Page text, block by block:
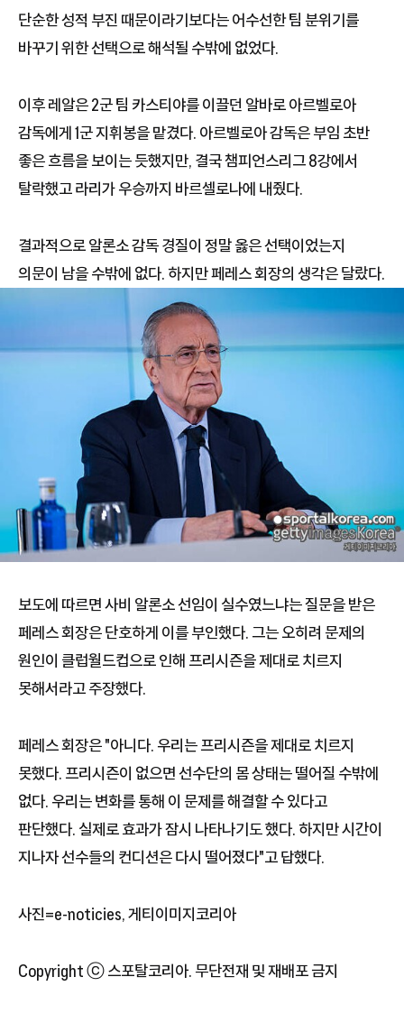
단순한 성적 부진 때문이라기보다는 어수선한 팀 분위기를
바꾸기 위한 선택으로 해석될 수밖에 없었다.
이후 레알은 2군 팀 카스티야를 이끌던 알바로 아르벨로아
감독에게 1군 지휘봉을 맡겼다. 아르벨로아 감독은 부임 초반
좋은 흐름을 보이는 듯했지만, 결국 챔피언스리그 8강에서
탈락했고 라리가 우승까지 바르셀로나에 내줬다.
결과적으로 알론소 감독 경질이 정말 옳은 선택이었는지
의문이 남을 수밖에 없다. 하지만 페레스 회장의 생각은 달랐다.
보도에 따르면 사비 알론소 선임이 실수였느냐는 질문을 받은
페레스 회장은 단호하게 이를 부인했다. 그는 오히려 문제의
원인이 클럽월드컵으로 인해 프리시즌을 제대로 치르지
못해서라고 주장했다.
페레스 회장은 "아니다. 우리는 프리시즌을 제대로 치르지
못했다. 프리시즌이 없으면 선수단의 몸 상태는 떨어질 수밖에
없다. 우리는 변화를 통해 이 문제를 해결할 수 있다고
판단했다. 실제로 효과가 잠시 나타나기도 했다. 하지만 시간이
지나자 선수들의 컨디션은 다시 떨어졌다"고 답했다.
사진=e-noticies, 게티이미지코리아
Copyright ⓒ 스포탈코리아. 무단전재 및 재배포 금지